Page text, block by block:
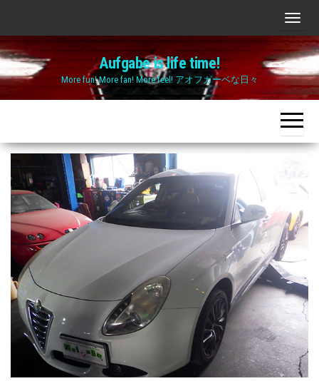
the
content
ナ
ビ
ゲ
ー
シ
ョ
ン
え
Aufgabe is life time!
More fun! More fan! More feel! アオフガーベな日々